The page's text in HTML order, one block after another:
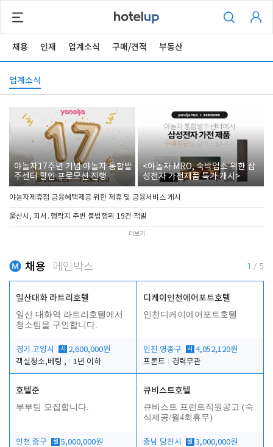
채용 인재 업계소식 구매/견적 부동산
업계소식
야놀자17주년 기념 야놀자 통합발
주센터 할인 프로모션 진행
<야놀자 MRO, 숙박업소 위한 삼
성전자 가전제품 특가 개시>
야놀자제휴점 금융혜택제공 위한 제휴 및 금융서비스 게시
울산시, 피서․행락지 주변 불법행위 19건 적발
더보기
채용 메인박스 1 / 5
일산대화 라트리호텔
일산 대화역 라트리호텔에서
청소팀을 구인합니다.
경기 고양시 시
2,600,000원
객실청소,베팅 ,
1년 이하
디케이인천에어포트호텔
인천디케이에어포트호텔
인천 영종구 시
4,052,120원
프론트
경력무관
호텔준
부부팀 모집합니다.
인천 중구 월 5,000,000원
큐비스트호텔
큐비스트 프런트직원공고 (숙
식제공/월4회휴무)
충남 당진시 월 3,000,000원